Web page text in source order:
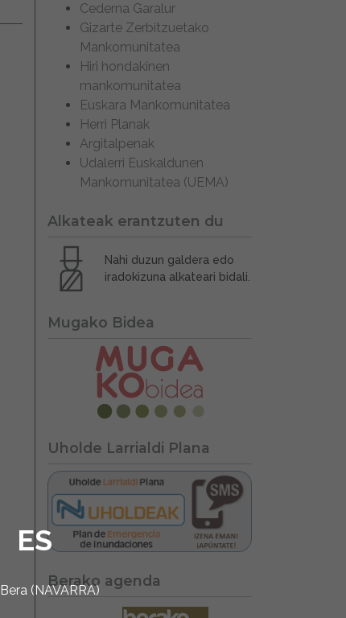
ES
(NAVARRA)
Cederna Garalur
Gizarte Zerbitzuetako
Mankomunitatea
Hiri hondakinen
mankomunitatea
Euskara Mankomunitatea
Herri Planak
Argitalpenak
Udalerri Euskaldunen
Mankomunitatea (UEMA)
Alkateak erantzuten du
Nahi duzun galdera edo
iradokizuna alkateari bidali.
Mugako Bidea
Uholde Larrialdi Plana
Berako agenda